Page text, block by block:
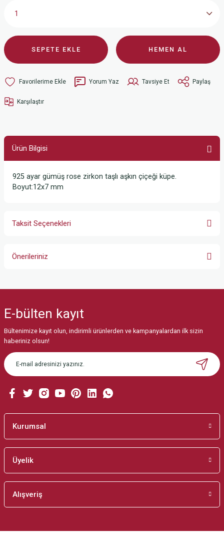
SEPETE EKLE HEMEN AL
Yorum Yaz Tavsiye Et Paylaş
Karşılaştır
Ürün Bilgisi
925 ayar gümüş rose zirkon taşlı aşkın çiçeği küpe.
Boyut:12x7 mm
Taksit Seçenekleri
Önerileriniz
Görüş ve önerileriniz için teşekkür ederiz.
Ürün resmi kalitesiz, bozuk veya görüntülenemiyor.
Ürün açıklamasında eksik bilgiler bulunuyor.
Ürün bilgilerinde hatalar bulunuyor.
Bu ürüne benzer farklı alternatifler olmalı.
E-bülten kayıt
Bültenimize kayıt olun, indirimli ürünlerden ve kampanyalardan ilk sizin
haberiniz olsun!
Kurumsal
Üyelik
Alışveriş